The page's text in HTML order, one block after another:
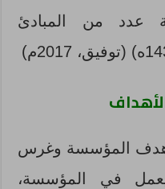
عدد من المبادئ
هدف المؤسسة وغرس
في المؤسسة،